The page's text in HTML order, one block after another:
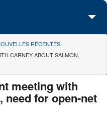
RÉCENTES
CARNEY ABOUT SALMON,
meeting with
need for open-net